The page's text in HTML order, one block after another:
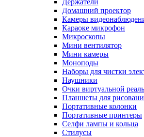
Держатели
Домашний проектор
Камеры
Караоке микрофон
Микроскопы
Мини вентилятор
Мини камеры
Моноподы
Наборы для чистки
Наушники
Очки виртуальной
Планшеты для
Портативные колонки
Портативные принтеры
Селфи лампы и кольца
Стилусы